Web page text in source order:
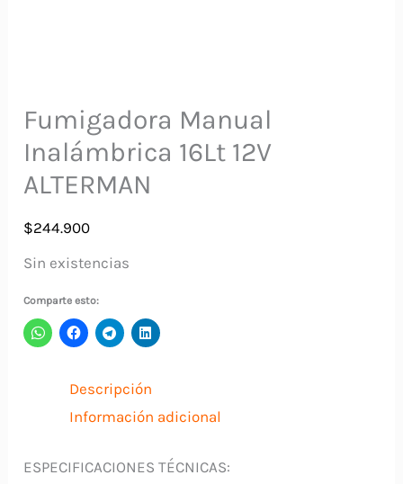
Fumigadora Manual
Inalámbrica 16Lt 12V
ALTERMAN
$244.900
Sin existencias
Comparte esto:
Descripción
Información adicional
ESPECIFICACIONES TÉCNICAS: